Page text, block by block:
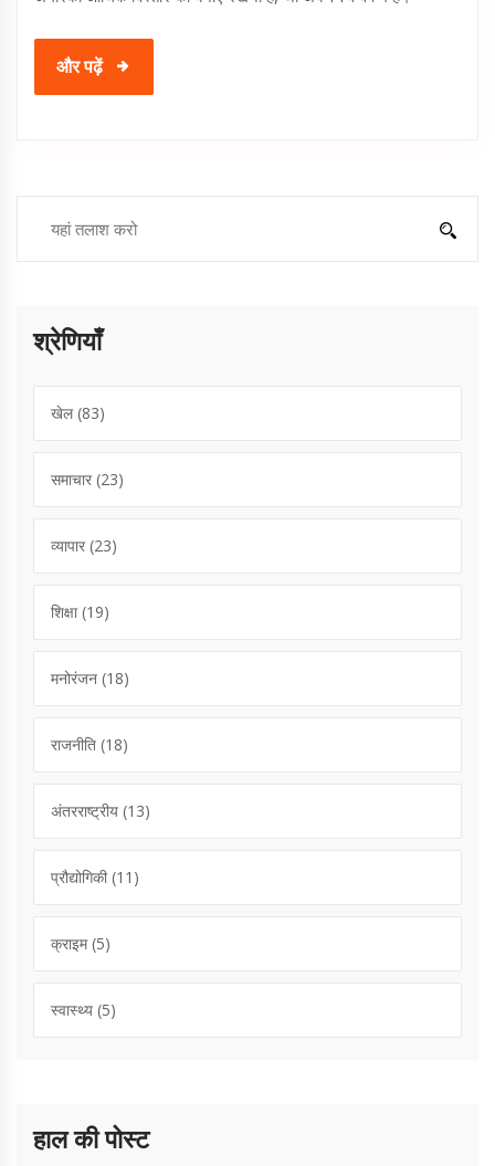
और पढ़ें
श्रेणियाँ
खेल(83)
समाचार (23)
व्यापार (23)
शिक्षा(19)
मनोरंजन (18)
राजनीति (18)
अंतरराष्ट्रीय (13)
प्रौद्योगिकी(11)
क्राइम(5)
स्वास्थ्य (5)
हाल की पोस्ट